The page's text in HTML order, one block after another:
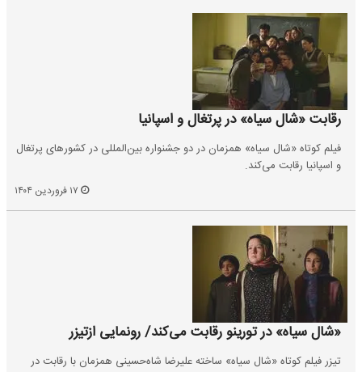
رقابت «شال سیاه» در پرتغال و اسپانیا
فیلم کوتاه «شال سیاه» همزمان در دو جشنواره بین‌المللی در کشورهای پرتغال
و اسپانیا رقابت می‌کند.
«شال سیاه» در تورینو رقابت می‌کند/ رونمایی ازتیزر
تیزر فیلم کوتاه «شال سیاه» ساخته علیرضا شاه‌حسینی همزمان با رقابت در